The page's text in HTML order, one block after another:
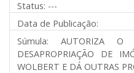
Status: ---
Data de Publicação:
Súmula: AUTORIZA O
DESAPROPRIAÇÃO DE
WOLBERT E DÁ OUTRAS